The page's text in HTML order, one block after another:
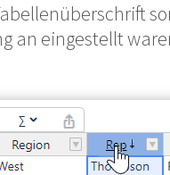
an eingestellt